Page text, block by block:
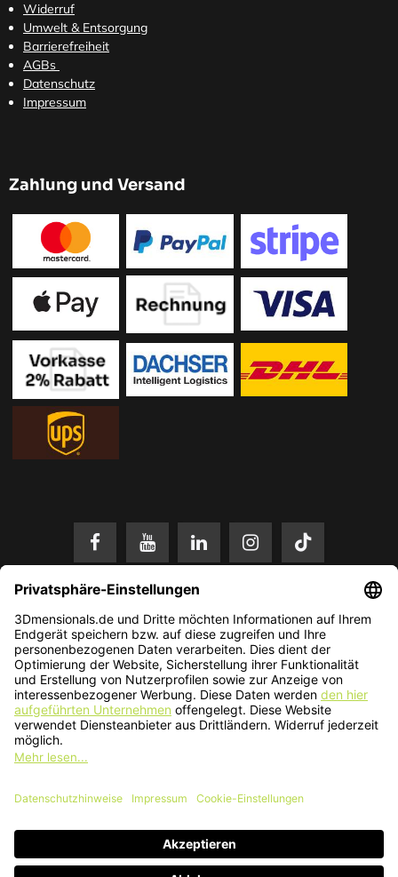
Widerruf
Umwelt & Entsorgung
Barrierefreiheit
AGBs
Datenschutz
Impressum
Zahlung und Versand
* Alle Preise in EUR inkl. gesetzl. Mehrwertsteuer zzgl. Versandkosten.
Änderungen und Irrtümer vorbehalten. Nur solange der Vorrat reicht.
© 2026 3Dmensionals / PONTIALIS GmbH & Co. KG - All Rights Reserved.​
Kundenbewertung